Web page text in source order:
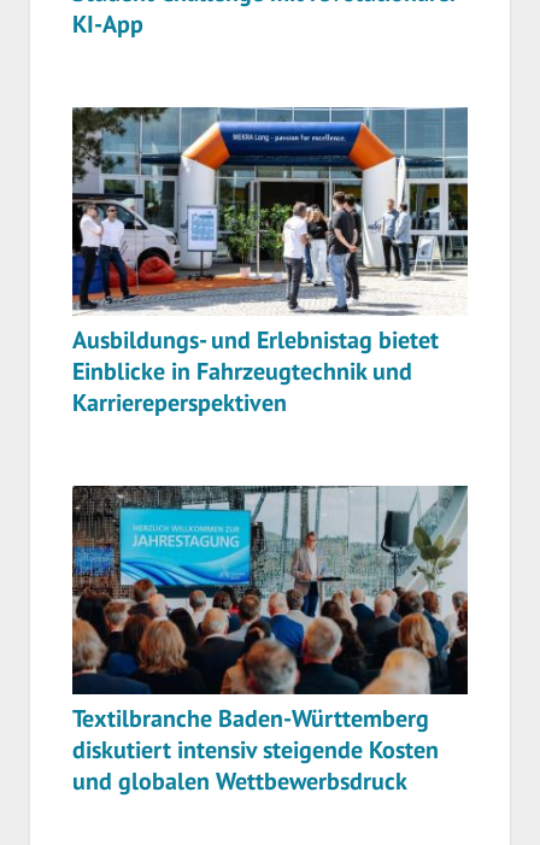
KI-App
Ausbildungs- und Erlebnistag bietet
Einblicke in Fahrzeugtechnik und
Karriereperspektiven
Textilbranche Baden-Württemberg
diskutiert intensiv steigende Kosten
und globalen Wettbewerbsdruck